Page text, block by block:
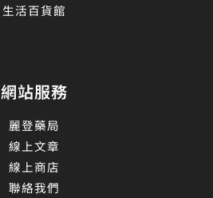
生活百貨館
網站服務
麗登藥局
線上文章
線上商店
聯絡我們